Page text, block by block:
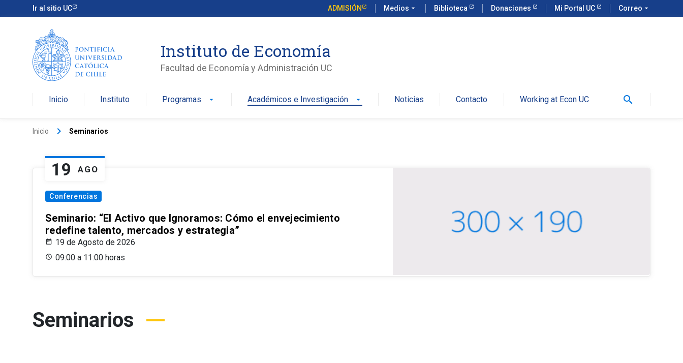
Ir al sitio UC ADMISIÓN Medios arrow_drop_down Biblioteca Donaciones Mi Portal UC Correo arrow_drop_down
Instituto de Economía
Facultad de Economía y Administración UC
Inicio Instituto Programas arrow_drop_down Académicos e Investigación arrow_drop_down Noticias Contacto Working at Econ UC search
Inicio keyboard_arrow_right Seminarios
19 AGO
Conferencias
Seminario: “El Activo que Ignoramos: Cómo el envejecimiento
redefine talento, mercados y estrategia”
19 de Agosto de 2026
09:00 a 11:00 horas
Seminarios